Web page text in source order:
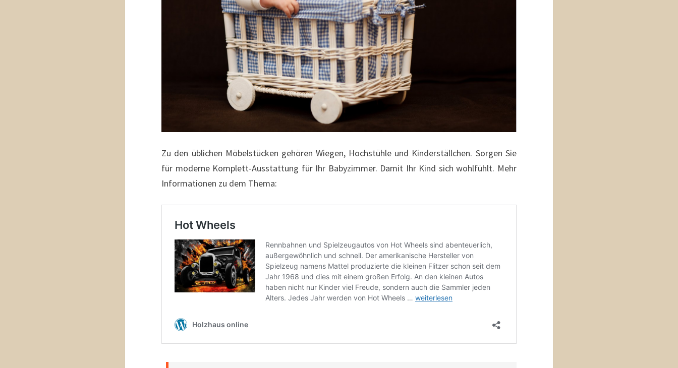
Zu den üblichen Möbelstücken gehören Wiegen, Hochstühle und Kinderställchen. Sorgen Sie
für moderne Komplett-Ausstattung für Ihr Babyzimmer. Damit Ihr Kind sich wohlfühlt. Mehr
Informationen zu dem Thema: